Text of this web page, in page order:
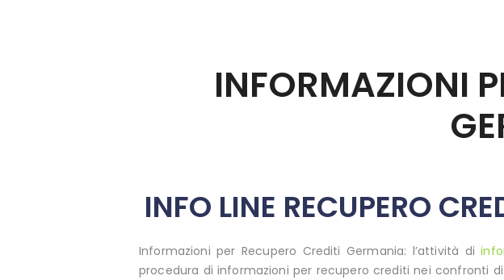
INFORMAZIONI
INFO LINE RECUPERO
Informazioni per Recupero Crediti Germania: l’attività di
procedura di informazioni per recupero crediti nei confronti